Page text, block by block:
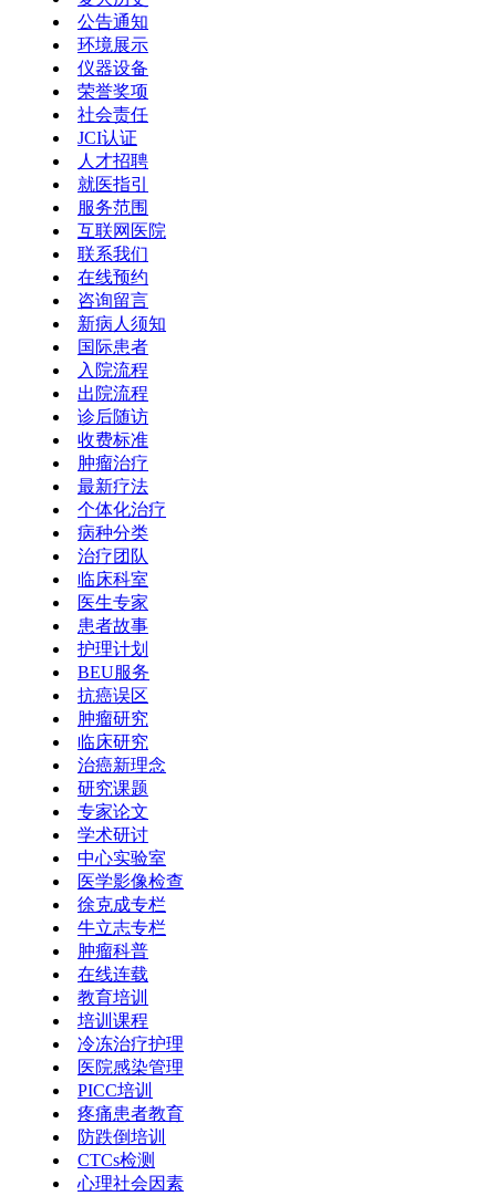
公告通知
环境展示
仪器设备
荣誉奖项
社会责任
JCI认证
人才招聘
就医指引
服务范围
互联网医院
联系我们
在线预约
咨询留言
新病人须知
国际患者
入院流程
出院流程
诊后随访
收费标准
肿瘤治疗
最新疗法
个体化治疗
病种分类
治疗团队
临床科室
医生专家
患者故事
护理计划
BEU服务
抗癌误区
肿瘤研究
临床研究
治癌新理念
研究课题
专家论文
学术研讨
中心实验室
医学影像检查
徐克成专栏
牛立志专栏
肿瘤科普
在线连载
教育培训
培训课程
冷冻治疗护理
医院感染管理
PICC培训
疼痛患者教育
防跌倒培训
CTCs检测
心理社会因素